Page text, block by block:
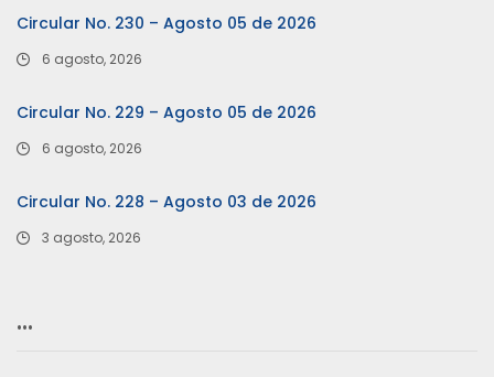
Circular No. 230 – Agosto 05 de 2026
6 agosto, 2026
Circular No. 229 – Agosto 05 de 2026
6 agosto, 2026
Circular No. 228 – Agosto 03 de 2026
3 agosto, 2026
…